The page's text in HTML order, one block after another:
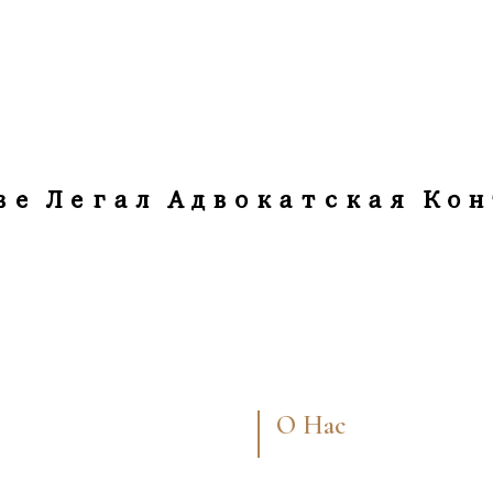
Легал Адвокатская
О Нас